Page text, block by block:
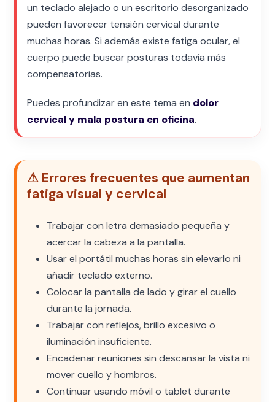
un teclado alejado o un escritorio desorganizado
pueden favorecer tensión cervical durante
muchas horas. Si además existe fatiga ocular, el
cuerpo puede buscar posturas todavía más
compensatorias.
Puedes profundizar en este tema en dolor
cervical y mala postura en oficina.
⚠ Errores frecuentes que aumentan
fatiga visual y cervical
Trabajar con letra demasiado pequeña y
acercar la cabeza a la pantalla.
Usar el portátil muchas horas sin elevarlo ni
añadir teclado externo.
Colocar la pantalla de lado y girar el cuello
durante la jornada.
Trabajar con reflejos, brillo excesivo o
iluminación insuficiente.
Encadenar reuniones sin descansar la vista ni
mover cuello y hombros.
Continuar usando móvil o tablet durante